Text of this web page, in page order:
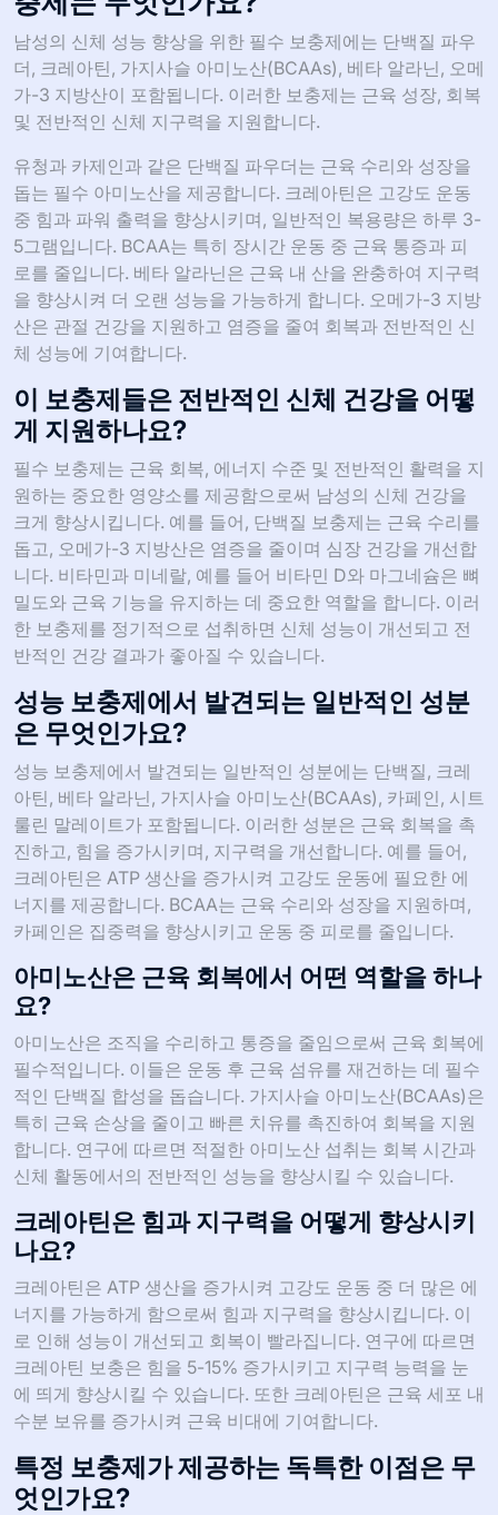
남성의 신체 성능 향상을 위한 필수 보충제에는 단백질 파우
더, 크레아틴, 가지사슬 아미노산(BCAAs), 베타 알라닌, 오메
가-3 지방산이 포함됩니다. 이러한 보충제는 근육 성장, 회복
및 전반적인 신체 지구력을 지원합니다.
유청과 카제인과 같은 단백질 파우더는 근육 수리와 성장을
돕는 필수 아미노산을 제공합니다. 크레아틴은 고강도 운동
중 힘과 파워 출력을 향상시키며, 일반적인 복용량은 하루 3-
5그램입니다. BCAA는 특히 장시간 운동 중 근육 통증과 피
로를 줄입니다. 베타 알라닌은 근육 내 산을 완충하여 지구력
을 향상시켜 더 오랜 성능을 가능하게 합니다. 오메가-3 지방
산은 관절 건강을 지원하고 염증을 줄여 회복과 전반적인 신
체 성능에 기여합니다.
이 보충제들은 전반적인 신체 건강을 어떻
게 지원하나요?
필수 보충제는 근육 회복, 에너지 수준 및 전반적인 활력을 지
원하는 중요한 영양소를 제공함으로써 남성의 신체 건강을
크게 향상시킵니다. 예를 들어, 단백질 보충제는 근육 수리를
돕고, 오메가-3 지방산은 염증을 줄이며 심장 건강을 개선합
니다. 비타민과 미네랄, 예를 들어 비타민 D와 마그네슘은 뼈
밀도와 근육 기능을 유지하는 데 중요한 역할을 합니다. 이러
한 보충제를 정기적으로 섭취하면 신체 성능이 개선되고 전
반적인 건강 결과가 좋아질 수 있습니다.
성능 보충제에서 발견되는 일반적인 성분
은 무엇인가요?
성능 보충제에서 발견되는 일반적인 성분에는 단백질, 크레
아틴, 베타 알라닌, 가지사슬 아미노산(BCAAs), 카페인, 시트
룰린 말레이트가 포함됩니다. 이러한 성분은 근육 회복을 촉
진하고, 힘을 증가시키며, 지구력을 개선합니다. 예를 들어,
크레아틴은 ATP 생산을 증가시켜 고강도 운동에 필요한 에
너지를 제공합니다. BCAA는 근육 수리와 성장을 지원하며,
카페인은 집중력을 향상시키고 운동 중 피로를 줄입니다.
아미노산은 근육 회복에서 어떤 역할을 하나
요?
아미노산은 조직을 수리하고 통증을 줄임으로써 근육 회복에
필수적입니다. 이들은 운동 후 근육 섬유를 재건하는 데 필수
적인 단백질 합성을 돕습니다. 가지사슬 아미노산(BCAAs)은
특히 근육 손상을 줄이고 빠른 치유를 촉진하여 회복을 지원
합니다. 연구에 따르면 적절한 아미노산 섭취는 회복 시간과
신체 활동에서의 전반적인 성능을 향상시킬 수 있습니다.
크레아틴은 힘과 지구력을 어떻게 향상시키
나요?
크레아틴은 ATP 생산을 증가시켜 고강도 운동 중 더 많은 에
너지를 가능하게 함으로써 힘과 지구력을 향상시킵니다. 이
로 인해 성능이 개선되고 회복이 빨라집니다. 연구에 따르면
크레아틴 보충은 힘을 5-15% 증가시키고 지구력 능력을 눈
에 띄게 향상시킬 수 있습니다. 또한 크레아틴은 근육 세포 내
수분 보유를 증가시켜 근육 비대에 기여합니다.
특정 보충제가 제공하는 독특한 이점은 무
엇인가요?